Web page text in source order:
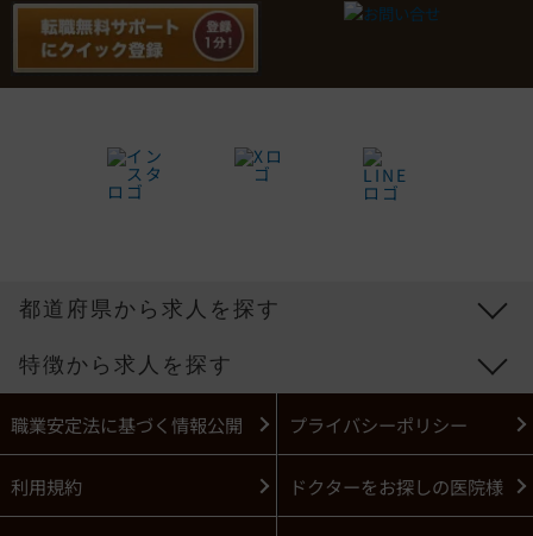
都道府県から求人を探す
特徴から求人を探す
職業安定法に基づく情報公開 プライバシーポリシー
利用規約 ドクターをお探しの医院様